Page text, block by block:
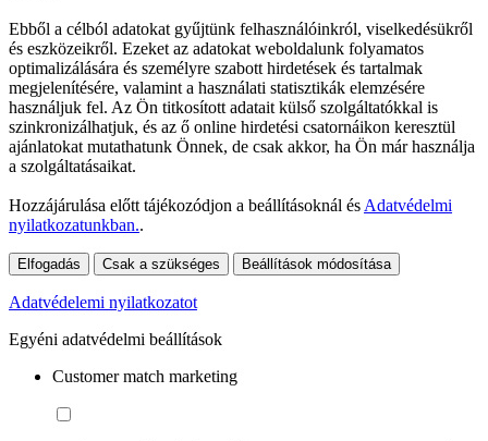
Ebből a célból adatokat gyűjtünk felhasználóinkról, viselkedésükről
és eszközeikről. Ezeket az adatokat weboldalunk folyamatos
optimalizálására és személyre szabott hirdetések és tartalmak
megjelenítésére, valamint a használati statisztikák elemzésére
használjuk fel. Az Ön titkosított adatait külső szolgáltatókkal is
szinkronizálhatjuk, és az ő online hirdetési csatornáikon keresztül
ajánlatokat mutathatunk Önnek, de csak akkor, ha Ön már használja
a szolgáltatásaikat.
Hozzájárulása előtt tájékozódjon a beállításoknál és Adatvédelmi
nyilatkozatunkban..
Elfogadás Csak a szükséges Beállítások módosítása
Adatvédelemi nyilatkozatot
Egyéni adatvédelmi beállítások
Customer match marketing